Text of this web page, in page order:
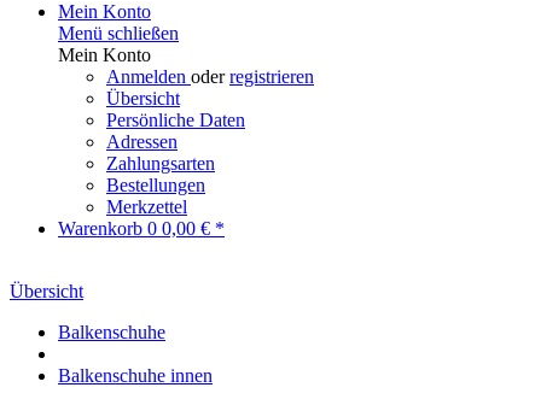
Mein Konto
Menü schließen
Mein Konto
Anmelden oderregistrieren
Übersicht
Persönliche Daten
Adressen
Zahlungsarten
Bestellungen
Merkzettel
Warenkorb 0 0,00 € *
Übersicht
Balkenschuhe
Balkenschuhe innen